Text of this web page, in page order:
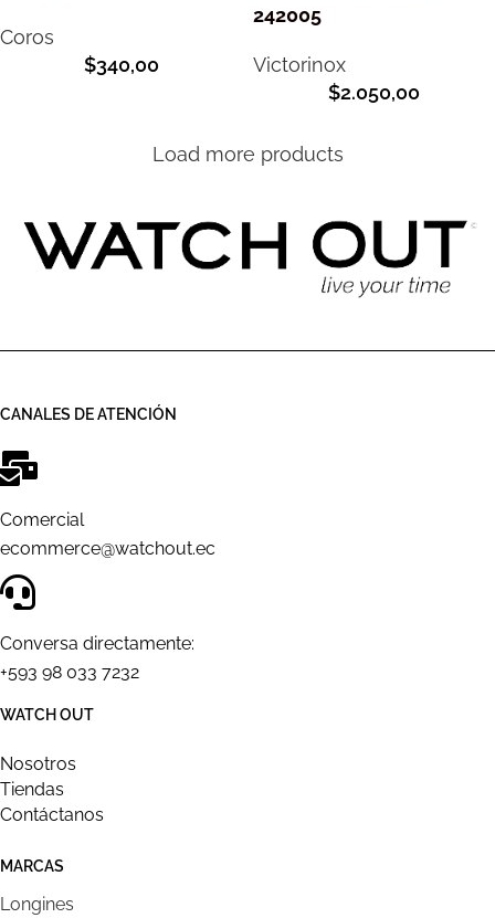
Coros
$340,00
242005
Victorinox
$2.050,00
Load more products
CANALES DE ATENCIÓN
Comercial
ecommerce@watchout.ec
Conversa directamente:
+593 98 033 7232
WATCH OUT
Nosotros
Tiendas
Contáctanos
MARCAS
Longines